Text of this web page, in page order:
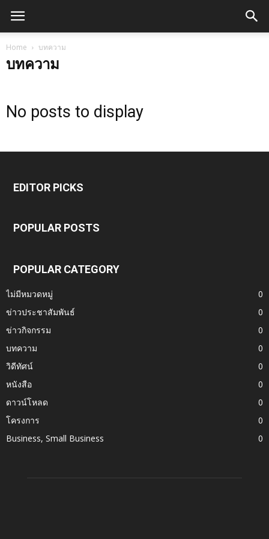
Home บทความ
บทความ
No posts to display
EDITOR PICKS
POPULAR POSTS
POPULAR CATEGORY
ไม่มีหมวดหมู่
0
ข่าวประชาสัมพันธ์
0
ข่าวกิจกรรม
0
บทความ
0
วิดีทัศน์
0
หนังสือ
0
ดาวน์โหลด
0
โครงการ
0
Business, Small Business
0